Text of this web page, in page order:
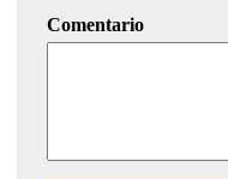
Comentario